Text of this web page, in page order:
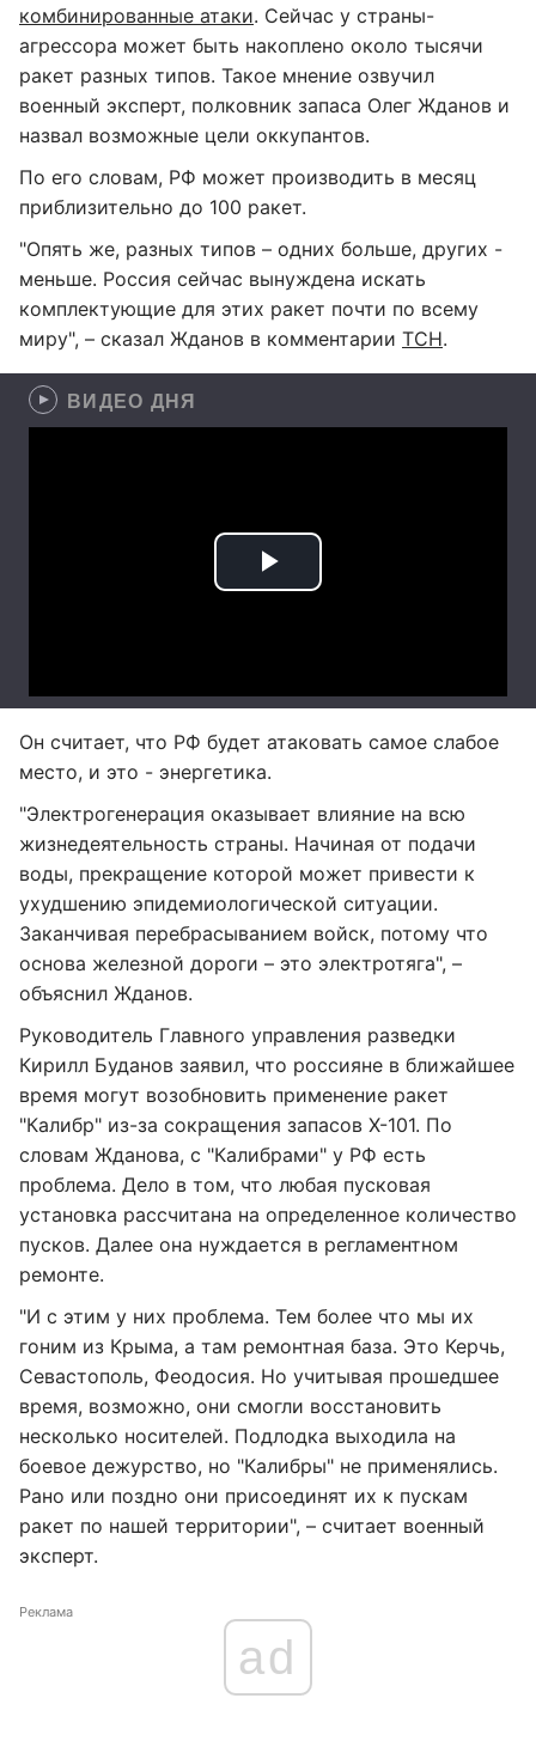
комбинированные атаки. Сейчас у страны-
агрессора может быть накоплено около тысячи
ракет разных типов. Такое мнение озвучил
военный эксперт, полковник запаса Олег Жданов и
назвал возможные цели оккупантов.
По его словам, РФ может производить в месяц
приблизительно до 100 ракет.
"Опять же, разных типов – одних больше, других -
меньше. Россия сейчас вынуждена искать
комплектующие для этих ракет почти по всему
миру", – сказал Жданов в комментарии ТСН.
ВИДЕО ДНЯ
Он считает, что РФ будет атаковать самое слабое
место, и это - энергетика.
"Электрогенерация оказывает влияние на всю
жизнедеятельность страны. Начиная от подачи
воды, прекращение которой может привести к
ухудшению эпидемиологической ситуации.
Заканчивая перебрасыванием войск, потому что
основа железной дороги – это электротяга", –
объяснил Жданов.
Руководитель Главного управления разведки
Кирилл Буданов заявил, что россияне в ближайшее
время могут возобновить применение ракет
"Калибр" из-за сокращения запасов Х-101. По
словам Жданова, с "Калибрами" у РФ есть
проблема. Дело в том, что любая пусковая
установка рассчитана на определенное количество
пусков. Далее она нуждается в регламентном
ремонте.
"И с этим у них проблема. Тем более что мы их
гоним из Крыма, а там ремонтная база. Это Керчь,
Севастополь, Феодосия. Но учитывая прошедшее
время, возможно, они смогли восстановить
несколько носителей. Подлодка выходила на
боевое дежурство, но "Калибры" не применялись.
Рано или поздно они присоединят их к пускам
ракет по нашей территории", – считает военный
эксперт.
Реклама
ad